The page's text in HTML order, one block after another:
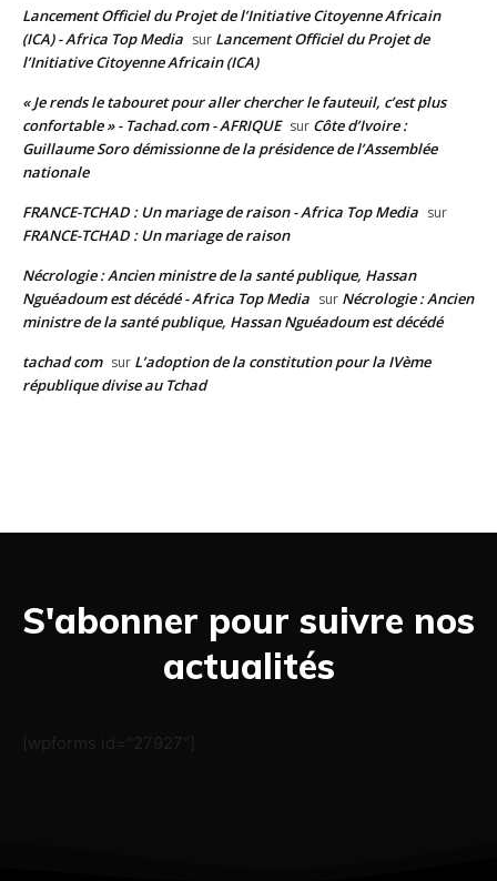
Lancement Officiel du Projet de l’Initiative Citoyenne Africain
(ICA) - Africa Top Media sur Lancement Officiel du Projet de
l’Initiative Citoyenne Africain (ICA)
« Je rends le tabouret pour aller chercher le fauteuil, c’est plus
confortable » - Tachad.com - AFRIQUE sur Côte d’Ivoire :
Guillaume Soro démissionne de la présidence de l’Assemblée
nationale
FRANCE-TCHAD : Un mariage de raison - Africa Top Media sur
FRANCE-TCHAD : Un mariage de raison
Nécrologie : Ancien ministre de la santé publique, Hassan
Nguéadoum est décédé - Africa Top Media sur Nécrologie : Ancien
ministre de la santé publique, Hassan Nguéadoum est décédé
tachad com sur L’adoption de la constitution pour la IVème
république divise au Tchad
S'abonner pour suivre nos
actualités
[wpforms id="27927"]